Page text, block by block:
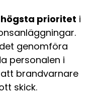
prioritet i
genomföra
personalen i
brandvarnare
skick.